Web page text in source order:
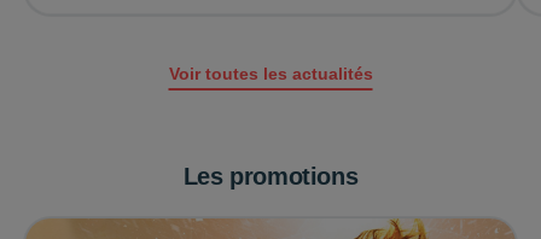
Voir toutes les actualités
Les promotions